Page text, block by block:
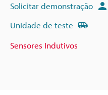
Solicitar demonstração
Unidade de teste
Sensores Indutivos